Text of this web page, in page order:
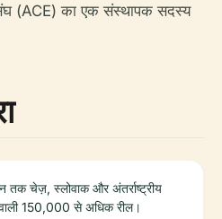
(ACE) का एक संस्थापक सदस्य
तक चेज़, स्लोवाक और अंतर्राष्ट्रीय
150,000 से अधिक रील।